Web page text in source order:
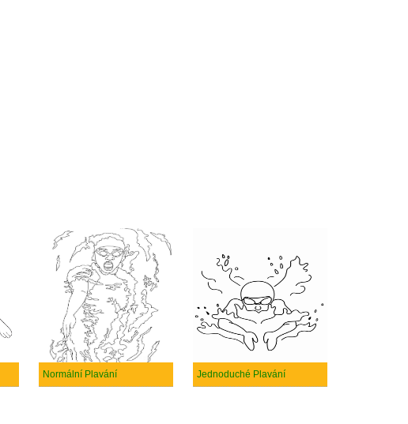
Normální Plavání Jednoduché Plavání